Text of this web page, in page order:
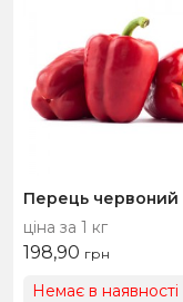
Перець червоний
ціна за 1 кг
198,90 грн
Немає в наявності